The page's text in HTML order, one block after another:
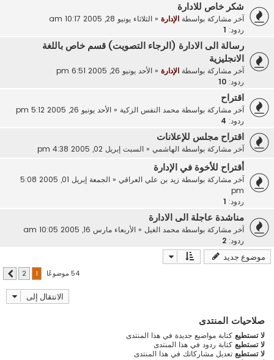
شكر خاص للادارة
آخر مشاركة بواسطة الإدارة« الثلاثاء يونيو 28, 2005 10:17 am
ردود:
رسالة الى الادارة (الرجاء التصويت) قسم خاص باللغة
الانجليزية
آخر مشاركة بواسطة الإدارة« الأحد يونيو 26, 2005 6:51 pm
ردود: 10
اقتراح
آخر مشاركة بواسطة محمد النفس الزكية« الأحد يونيو 26, 2005 5:12 pm
ردود: 4
اقتراح مجلس للإعلانات
آخر مشاركة بواسطة الهاشمي « السبت إبريل 02, 2005 4:38 pm
أقتراح للأخوة في الإدارة
آخر مشاركة بواسطة زيد بن علي العراقي «
الجمعة إبريل 01, 2005 5:08
pm
ردود:
مناشدة عاجلة الى الادارة
آخر مشاركة بواسطة محمد الغيل « الأربعاء مارس 16, 2005 10:05 am
ردود: 2
موضوع جديد
54 موضوعًا 2 التالي
الانتقال إلى
صلاحيات المنتدى
لا تستطيعكتابة مواضيع جديدة في هذا المنتدى
لا تستطيعكتابة ردود في هذا المنتدى
لا تستطيعتعديل مشاركاتك في هذا المنتدى